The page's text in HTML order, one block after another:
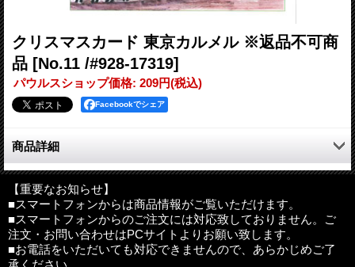
クリスマスカード 東京カルメル ※返品不可商
品 [No.11 /#928-17319]
パウルスショップ価格: 209円(税込)
Facebookでシェア
商品詳細
大切な人にクリスマスメッセージを送ってみませんか？
東京カルメル会修道院製のクリスマスカード。
サイズ：約15.5cm×10.3cm（二つ折りの状態）
その他：中紙(無地）、封筒付き
【重要なお知らせ】
■スマートフォンからは商品情報がご覧いただけます。
■スマートフォンからのご注文には対応致しておりません。ご
注文・お問い合わせはPCサイトよりお願い致します。
■お電話をいただいても対応できませんので、あらかじめご了
承ください。